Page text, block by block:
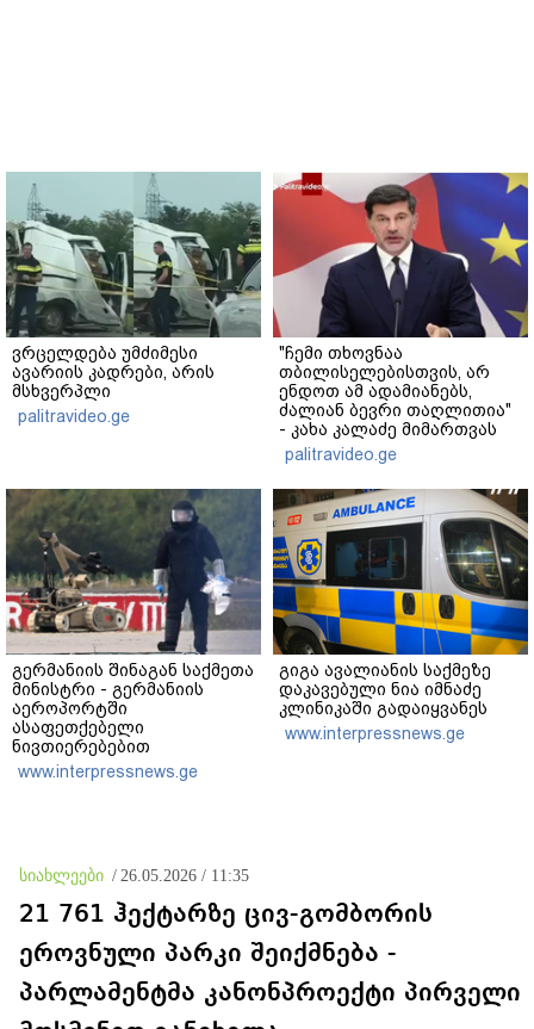
ვრცელდება უმძიმესი
ავარიის კადრები, არის
მსხვერპლი
palitravideo.ge
"ჩემი თხოვნაა
თბილისელებისთვის, არ
ენდოთ ამ ადამიანებს,
ძალიან ბევრი თაღლითია"
- კახა კალაძე მიმართვას
ავრცელებს
palitravideo.ge
გერმანიის შინაგან საქმეთა
მინისტრი - გერმანიის
აეროპორტში
ასაფეთქებელი
ნივთიერებებით
დატვირთული დრონის
აღმოჩენა საფრთხის ახალ
www.interpressnews.ge
გიგა ავალიანის საქმეზე
დაკავებული ნია იმნაძე
კლინიკაში გადაიყვანეს
www.interpressnews.ge
სიახლეები / 26.05.2026 / 11:35
21 761 ჰექტარზე ცივ-გომბორის
ეროვნული პარკი შეიქმნება -
პარლამენტმა კანონპროექტი პირველი